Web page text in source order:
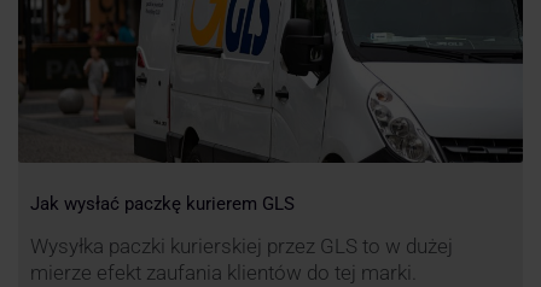
Jak wysłać paczkę kurierem GLS
Wysyłka paczki kurierskiej przez GLS to w dużej
mierze efekt zaufania klientów do tej marki.